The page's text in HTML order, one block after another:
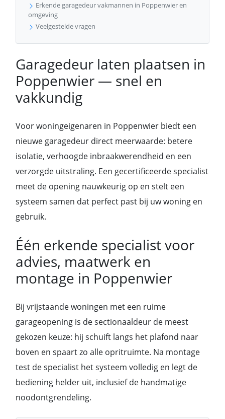
Erkende garagedeur vakmannen in Poppenwier en
omgeving
Veelgestelde vragen
Garagedeur laten plaatsen in
Poppenwier — snel en
vakkundig
Voor woningeigenaren in Poppenwier biedt een
nieuwe garagedeur direct meerwaarde: betere
isolatie, verhoogde inbraakwerendheid en een
verzorgde uitstraling. Een gecertificeerde specialist
meet de opening nauwkeurig op en stelt een
systeem samen dat perfect past bij uw woning en
gebruik.
Één erkende specialist voor
advies, maatwerk en
montage in Poppenwier
Bij vrijstaande woningen met een ruime
garageopening is de sectionaaldeur de meest
gekozen keuze: hij schuift langs het plafond naar
boven en spaart zo alle opritruimte. Na montage
test de specialist het systeem volledig en legt de
bediening helder uit, inclusief de handmatige
noodontgrendeling.